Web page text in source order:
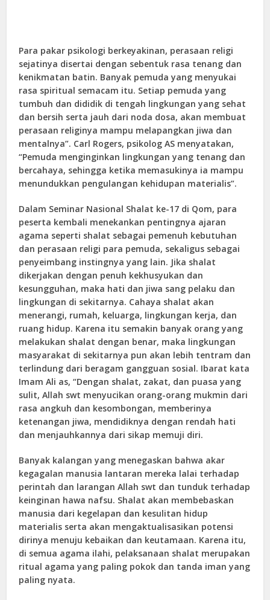
Para pakar psikologi berkeyakinan, perasaan religi
sejatinya disertai dengan sebentuk rasa tenang dan
kenikmatan batin. Banyak pemuda yang menyukai
rasa spiritual semacam itu. Setiap pemuda yang
tumbuh dan dididik di tengah lingkungan yang sehat
dan bersih serta jauh dari noda dosa, akan membuat
perasaan religinya mampu melapangkan jiwa dan
mentalnya”. Carl Rogers, psikolog AS menyatakan,
“Pemuda menginginkan lingkungan yang tenang dan
bercahaya, sehingga ketika memasukinya ia mampu
menundukkan pengulangan kehidupan materialis”.
Dalam Seminar Nasional Shalat ke-17 di Qom, para
peserta kembali menekankan pentingnya ajaran
agama seperti shalat sebagai pemenuh kebutuhan
dan perasaan religi para pemuda, sekaligus sebagai
penyeimbang instingnya yang lain. Jika shalat
dikerjakan dengan penuh kekhusyukan dan
kesungguhan, maka hati dan jiwa sang pelaku dan
lingkungan di sekitarnya. Cahaya shalat akan
menerangi, rumah, keluarga, lingkungan kerja, dan
ruang hidup. Karena itu semakin banyak orang yang
melakukan shalat dengan benar, maka lingkungan
masyarakat di sekitarnya pun akan lebih tentram dan
terlindung dari beragam gangguan sosial. Ibarat kata
Imam Ali as, “Dengan shalat, zakat, dan puasa yang
sulit, Allah swt menyucikan orang-orang mukmin dari
rasa angkuh dan kesombongan, memberinya
ketenangan jiwa, mendidiknya dengan rendah hati
dan menjauhkannya dari sikap memuji diri.
Banyak kalangan yang menegaskan bahwa akar
kegagalan manusia lantaran mereka lalai terhadap
perintah dan larangan Allah swt dan tunduk terhadap
keinginan hawa nafsu. Shalat akan membebaskan
manusia dari kegelapan dan kesulitan hidup
materialis serta akan mengaktualisasikan potensi
dirinya menuju kebaikan dan keutamaan. Karena itu,
di semua agama ilahi, pelaksanaan shalat merupakan
ritual agama yang paling pokok dan tanda iman yang
paling nyata.